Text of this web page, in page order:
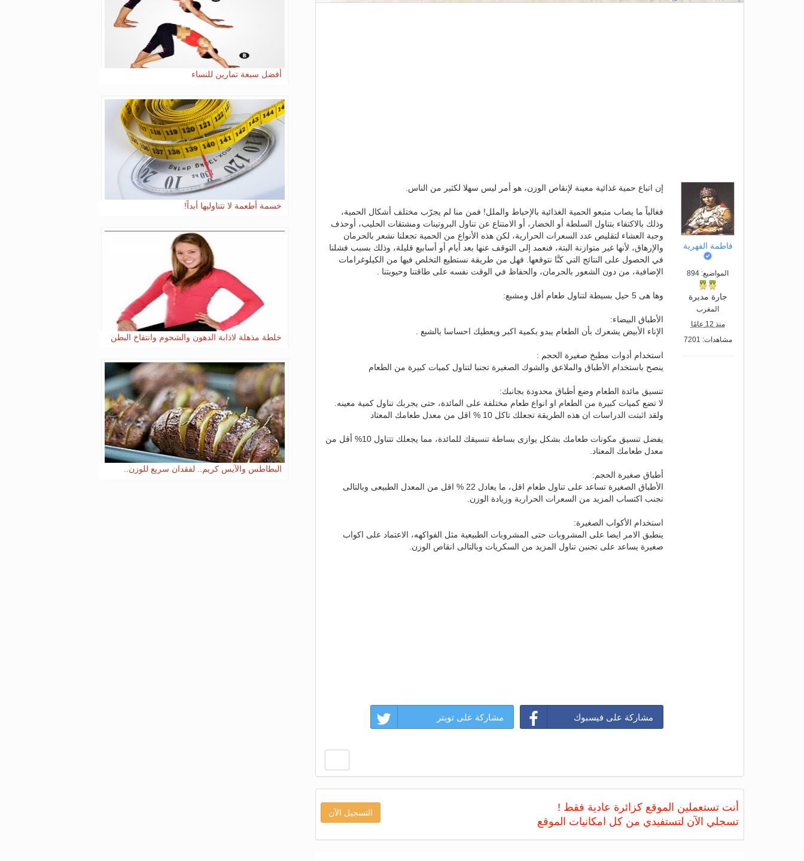
فاطمة الفهرية
المواضيع: 894
جارة مديرة
المغرب
منذ 12 عامًا
مشاهدات: 7201
إن اتباع حمية غذائية معينة لإنقاص الوزن، هو أمر ليس سهلا لكثير من الناس.
فغالباً ما يصاب متبعو الحمية الغذائية بالإحباط والملل! فمن منا لم يجرّب مختلف أشكال الحمية،
وذلك بالاكتفاء بتناول السلطة أو الخضار، أو الامتناع عن تناول البروتينات ومشتقات الحليب، أوحذف
وجبة العشاء لتقليص عدد السعرات الحرارية، لكن هذه الأنواع من الحمية تجعلنا نشعر بالحرمان
والإرهاق، لأنها غير متوازنة البتة، فنعمد إلى التوقف عنها بعد أيام أو أسابيع قليلة، وذلك بسبب فشلنا
في الحصول على النتائج التي كنَّا نتوقعها. فهل من طريقة نستطيع التخلص فيها من الكيلوغرامات
الإضافية، من دون الشعور بالحرمان، والحفاظ في الوقت نفسه على طاقتنا وحيويتنا .
وها هى 5 حيل بسيطة لتناول طعام أقل ومشبع:
الأطباق البيضاء:
الإناء الأبيض يشعرك بأن الطعام يبدو بكمية اكبر ويعطيك احساسا بالشبع .
استخدام أدوات مطبخ صغيرة الحجم :
ينصح باستخدام الأطباق والملاعق والشوك الصغيرة تجنبا لتناول كميات كبيرة من الطعام
تنسيق مائدة الطعام وضع أطباق محدودة بجانبك:
لا تضع كميات كبيرة من الطعام او انواع طعام مختلفة على المائدة، حتى يجربك تناول كمية معينه.
ولقد اثبتت الدراسات ان هذه الطريقة تجعلك تاكل 10 % اقل من معدل طعامك المعتاد
يفضل تنسيق مكونات طعامك بشكل يوازى بساطة تنسيقك للمائدة، مما يجعلك تتناول 10% أقل من
معدل طعامك المعتاد.
أطباق صغيرة الحجم:
الأطباق الصغيرة تساعد على تناول طعام اقل، ما يعادل 22 % اقل من المعدل الطبيعى وبالتالى
تجنب اكتساب المزيد من السعرات الحرارية وزيادة الوزن.
استخدام الأكواب الصغيرة:
ينطبق الامر ايضا على المشروبات حتى المشروبات الطبيعية مثل الفواكهه، الاعتماد على اكواب
صغيرة يساعد على تجنبن تناول المزيد من السكريات وبالتالى انقاص الوزن.
مشاركة على فيسبوك مشاركة على تويتر
أنت تستعملين الموقع كزائرة عادية فقط !
تسجلي الآن لتستفيدي من كل امكانيات الموقع
التسجيل الآن
أفضل سبعة تمارين للنساء
خسمة أطعمة لا تتناوليها أبداً!
خلطة مذهلة لاذابة الدهون والشحوم وانتفاخ البطن
البطاطس والآيس كريم.. لفقدان سريع للوزن..